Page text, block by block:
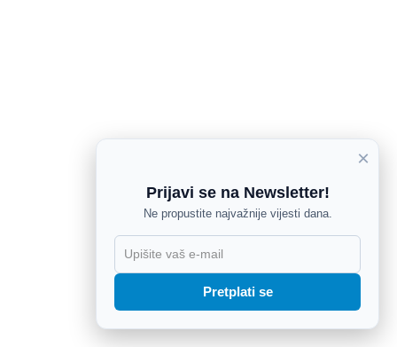
×
Prijavi se na Newsletter!
Ne propustite najvažnije vijesti dana.
Pretplati se